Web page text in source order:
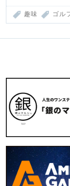
趣味 ゴル